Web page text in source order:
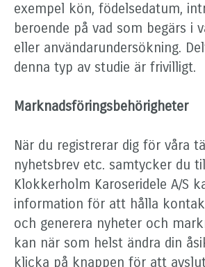
exempel kön, födelsedatum,
beroende på vad som begärs i
eller användarundersökning.
denna typ av studie är frivilligt.
Marknadsföringsbehörigheter
När du registrerar dig för våra
nyhetsbrev etc. samtycker du
Klokkerholm Karoseridele A/S
information för att hålla
och generera nyheter och
kan när som helst ändra din
klicka på knappen för att